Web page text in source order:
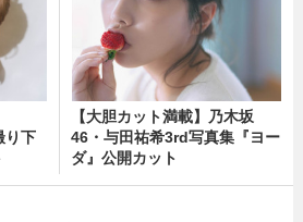
り下
【大胆カット満載】乃木坂
46・与田祐希3rd写真集『ヨー
ダ』公開カット